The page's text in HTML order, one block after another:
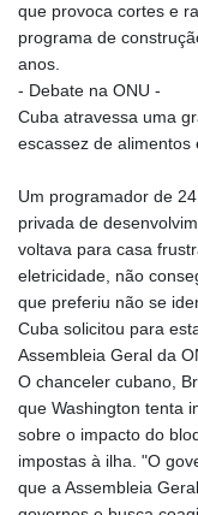
que provoca cortes e
programa de
anos.
- Debate na ONU -
Cuba atravessa uma
escassez de alimentos
Um programador de
privada de
voltava para casa
eletricidade, não
que preferiu não se
Cuba solicitou para
Assembleia Geral da
O chanceler cubano,
que Washington tenta
sobre o impacto do
impostas à ilha. "O
que a Assembleia